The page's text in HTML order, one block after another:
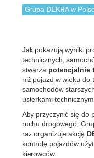
Grupa DEKRA w
Jak pokazują wyniki
technicznych,
stwarza potencjalnie
niż pojazd w wieku do
samochodów
usterkami
Aby przyczynić się do
ruchu drogowego,
raz organizuje akcję
kontrolę pojazdów
kierowców.